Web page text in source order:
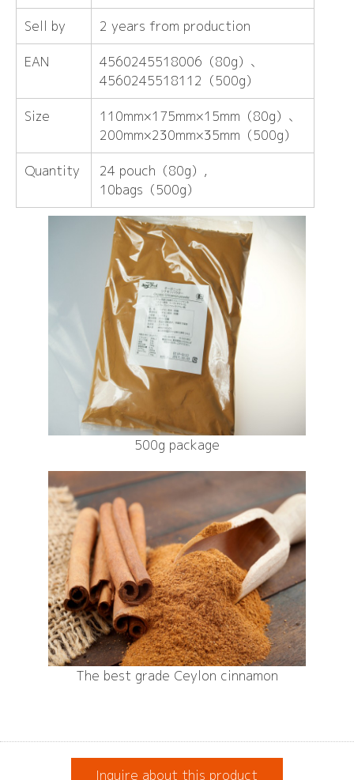
Sell ​​by 2 years from production
EAN
4560245518006（80g）、
4560245518112（500g）
Size
110mm×175mm×15mm（80g）、
200mm×230mm×35mm（500g）
Quantity
24 pouch（80g）,
10bags（500g）
500g package
The best grade Ceylon cinnamon
Inquire about this product